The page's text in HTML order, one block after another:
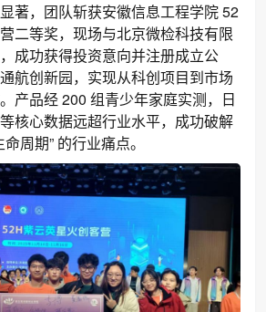
著，团队斩获安徽信息工程学院 52
二等奖，现场与北京微检科技有限
成功获得投资意向并注册成立公
航创新园，实现从科创项目到市场
产品经 200 组青少年家庭实测，日
核心数据远超行业水平，成功破解
周期” 的行业痛点。